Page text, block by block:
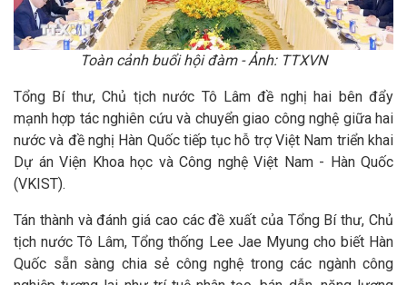
Toàn cảnh buổi hội đàm - Ảnh: TTXVN
Tổng Bí thư, Chủ tịch nước Tô Lâm đề nghị hai bên đẩy
mạnh hợp tác nghiên cứu và chuyển giao công nghệ giữa hai
nước và đề nghị Hàn Quốc tiếp tục hỗ trợ Việt Nam triển khai
Dự án Viện Khoa học và Công nghệ Việt Nam - Hàn Quốc
(VKIST).
Tán thành và đánh giá cao các đề xuất của Tổng Bí thư, Chủ
tịch nước Tô Lâm, Tổng thống Lee Jae Myung cho biết Hàn
Quốc sẵn sàng chia sẻ công nghệ trong các ngành công